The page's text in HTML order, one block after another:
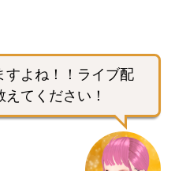
すよね！！ライブ配
てください！